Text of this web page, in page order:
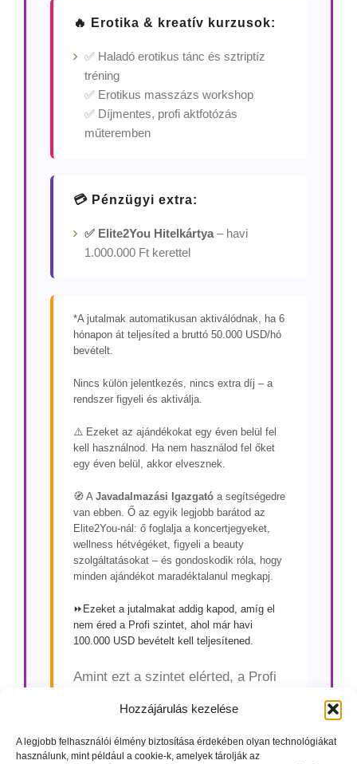
Hozzájárulás kezelése
A legjobb felhasználói élmény biztosítása érdekében olyan technológiákat
használunk, mint például a cookie-k, amelyek tárolják az
🔥 Erotika & kreatív kurzusok:
✅ Haladó erotikus tánc és sztriptíz
tréning
✅ Erotikus masszázs workshop
✅ Díjmentes, profi aktfotózás
műteremben
💳 Pénzügyi extra:
✅ Elite2You Hitelkártya – havi
1.000.000 Ft kerettel
*A jutalmak automatikusan aktiválódnak, ha 6
hónapon át teljesíted a bruttó 50.000 USD/hó
bevételt.
Nincs külön jelentkezés, nincs extra díj – a
rendszer figyeli és aktiválja.
⚠️ Ezeket az ajándékokat egy éven belül fel
kell használnod. Ha nem használod fel őket
egy éven belül, akkor elvesznek.
🧭 A Javadalmazási Igazgató a segítségedre
van ebben. Ő az egyik legjobb barátod az
Elite2You-nál: ő foglalja a koncertjegyeket,
wellness hétvégéket, figyeli a beauty
szolgáltatásokat – és gondoskodik róla, hogy
minden ajándékot maradéktalanul megkapj.
⏩Ezeket a jutalmakat addig kapod, amíg el
nem éred a Profi szintet, ahol már havi
100.000 USD bevételt kell teljesítened.
Amint ezt a szintet elérted, a Profi
fejlődésed érdekében.